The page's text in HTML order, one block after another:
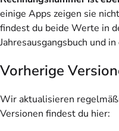
einige Apps zeigen sie
findest du beide Werte in
Jahresausgangsbuch und
Vorherige
Wir aktualisieren
Versionen findest du hier: